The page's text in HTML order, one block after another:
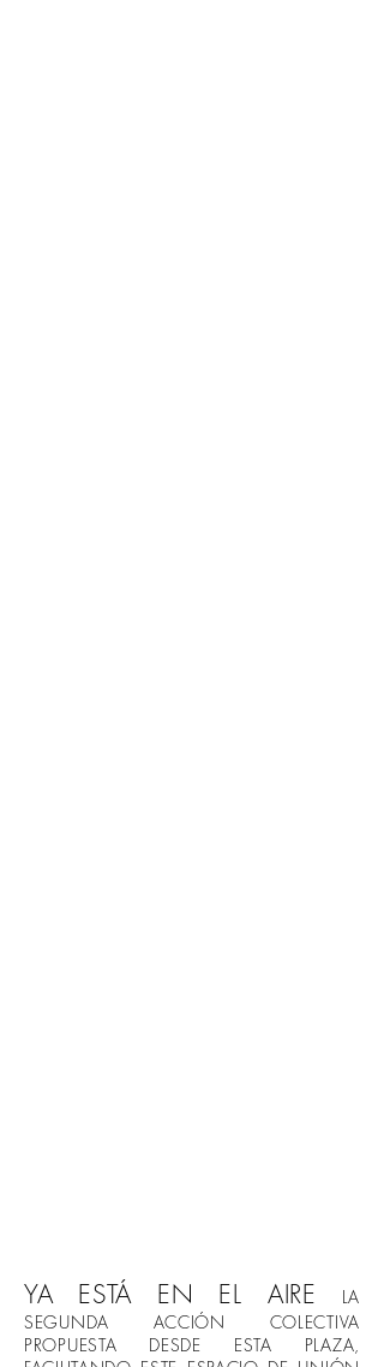
YA ESTÁ EN EL AIRE
LA
SEGUNDA ACCIÓN COLECTIVA
PROPUESTA DESDE ESTA PLAZA,